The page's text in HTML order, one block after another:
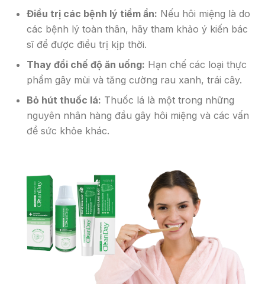
Điều trị các bệnh lý tiềm ẩn: Nếu hôi miệng là do
các bệnh lý toàn thân, hãy tham khảo ý kiến bác
sĩ để được điều trị kịp thời.
Thay đổi chế độ ăn uống: Hạn chế các loại thực
phẩm gây mùi và tăng cường rau xanh, trái cây.
Bỏ hút thuốc lá: Thuốc lá là một trong những
nguyên nhân hàng đầu gây hôi miệng và các vấn
đề sức khỏe khác.